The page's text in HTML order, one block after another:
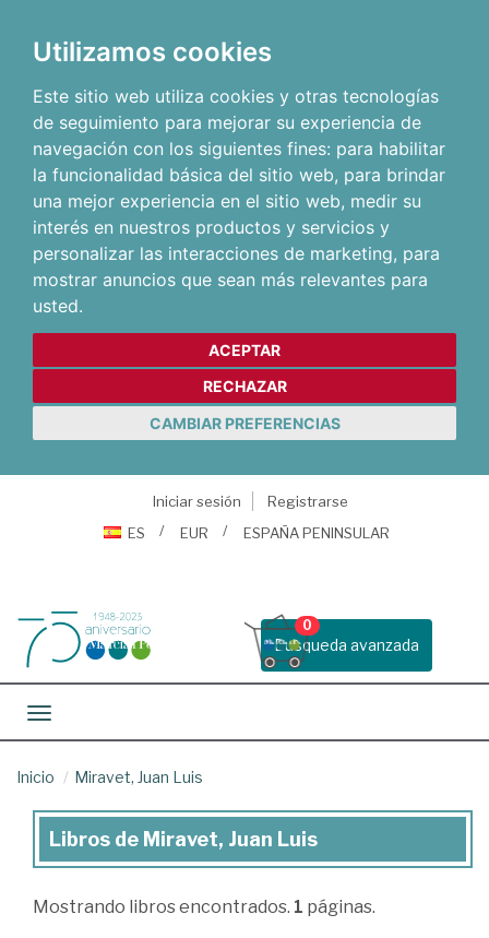
Utilizamos cookies
Este sitio web utiliza cookies y otras tecnologías
de seguimiento para mejorar su experiencia de
navegación con los siguientes fines: para habilitar
la funcionalidad básica del sitio web, para brindar
una mejor experiencia en el sitio web, medir su
interés en nuestros productos y servicios y
personalizar las interacciones de marketing, para
mostrar anuncios que sean más relevantes para
usted.
ACEPTAR
RECHAZAR
CAMBIAR PREFERENCIAS
Iniciar sesión
Registrarse
ES
EUR ESPAÑA PENINSULAR
Busqueda avanzada
0
Toggle navigation
Inicio Miravet, Juan Luis
Libros
Miravet,
Libros de Miravet, Juan Luis
Mostrando libros encontrados. 1 páginas.